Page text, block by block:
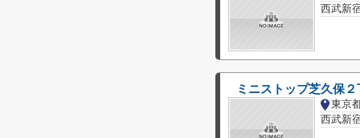
西武新
ミニストップ芝久保２
東京
西武新